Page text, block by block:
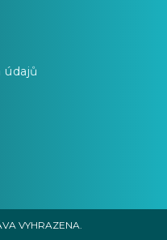
údajů
VYHRAZENA.